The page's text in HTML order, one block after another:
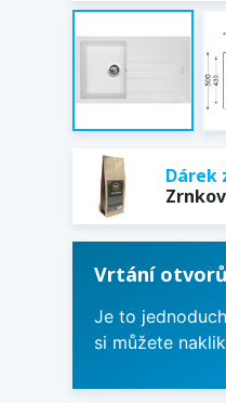
Dárek
Vrtání
Je to
si můžete